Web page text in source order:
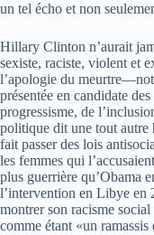
un tel écho et non
Hillary Clinton n’aurait
sexiste, raciste, violent et
l’apologie du
présentée en candidate
progressisme, de
politique dit une tout autre
fait passer des lois
les femmes qui
plus guerrière qu’Obama
l’intervention en Libye en
montrer son racisme
comme étant «un